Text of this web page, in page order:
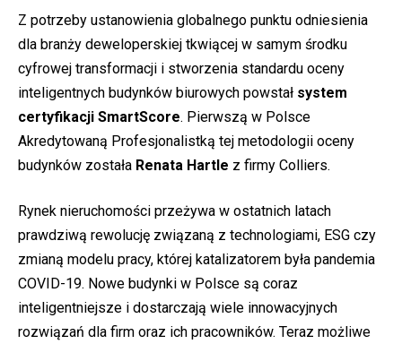
Z potrzeby ustanowienia globalnego punktu odniesienia
dla branży deweloperskiej tkwiącej w samym środku
cyfrowej transformacji i stworzenia standardu oceny
inteligentnych budynków biurowych powstał system
certyfikacji SmartScore. Pierwszą w Polsce
Akredytowaną Profesjonalistką tej metodologii oceny
budynków została Renata Hartle z firmy Colliers.
Rynek nieruchomości przeżywa w ostatnich latach
prawdziwą rewolucję związaną z technologiami, ESG czy
zmianą modelu pracy, której katalizatorem była pandemia
COVID-19. Nowe budynki w Polsce są coraz
inteligentniejsze i dostarczają wiele innowacyjnych
rozwiązań dla firm oraz ich pracowników. Teraz możliwe